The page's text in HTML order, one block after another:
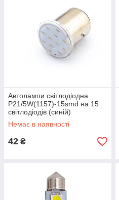
Автолампи світлодіодна
P21/5W(1157)-15smd на 15
світлодіодів (синій)
Немає в наявності
42 ₴